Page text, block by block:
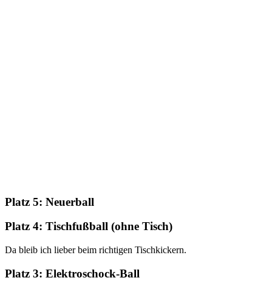
Platz 5: Neuerball
Platz 4: Tischfußball (ohne Tisch)
Da bleib ich lieber beim richtigen Tischkickern.
Platz 3: Elektroschock-Ball